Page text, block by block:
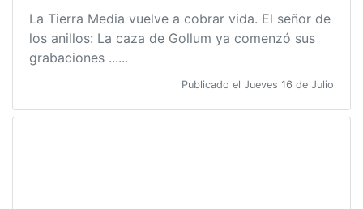
La Tierra Media vuelve a cobrar vida. El señor de
los anillos: La caza de Gollum ya comenzó sus
grabaciones ......
Publicado el Jueves 16 de Julio